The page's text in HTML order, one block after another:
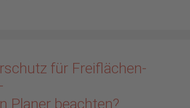
für Freiflächen-
Planer beachten?